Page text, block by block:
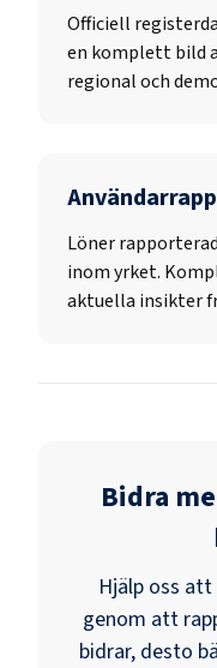
Officiell
en komplett bild
regional och
Löner
inom yrket.
aktuella insikter
Bidra
Hjälp oss
genom att
bidrar, desto